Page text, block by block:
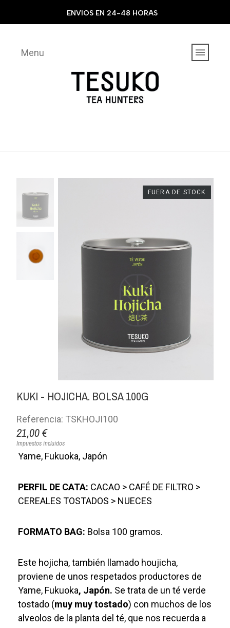
ENVIOS EN 24-48 HORAS
Menu
FUERA DE STOCK
KUKI - HOJICHA. BOLSA 100G
Referencia: TSKHOJI100
21,00 €
Impuestos incluidos
Yame, Fukuoka, Japón
PERFIL DE CATA: CACAO > CAFÉ DE FILTRO >
CEREALES TOSTADOS > NUECES
FORMATO BAG: Bolsa 100 gramos.
Este hojicha, también llamado houjicha,
proviene de unos respetados productores de
Yame, Fukuoka, Japón. Se trata de un té verde
tostado (muy muy tostado) con muchos de los
alveolos de la planta del té, que nos recuerda a